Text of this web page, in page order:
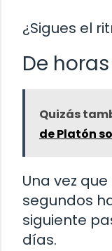
¿Sigues el
De
Quizás
de Platón
Una vez
segundos
siguiente
días.